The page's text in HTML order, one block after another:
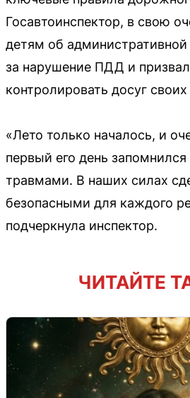
Госавтоинспектор, в свою
детям об административной
за нарушение ПДД и
контролировать досуг своих
«Лето только началось, и
первый его день
травмами. В наших силах
безопасными для каждого
подчеркнула инспектор.
ЧИТАЙТЕ